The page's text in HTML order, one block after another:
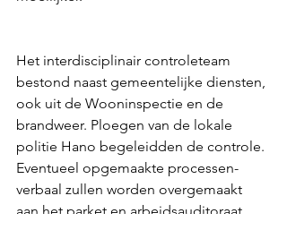
Het interdisciplinair controleteam
bestond naast gemeentelijke diensten,
ook uit de Wooninspectie en de
brandweer. Ploegen van de lokale
politie Hano begeleidden de controle.
Eventueel opgemaakte processen-
verbaal zullen worden overgemaakt
aan het parket en arbeidsauditoraat